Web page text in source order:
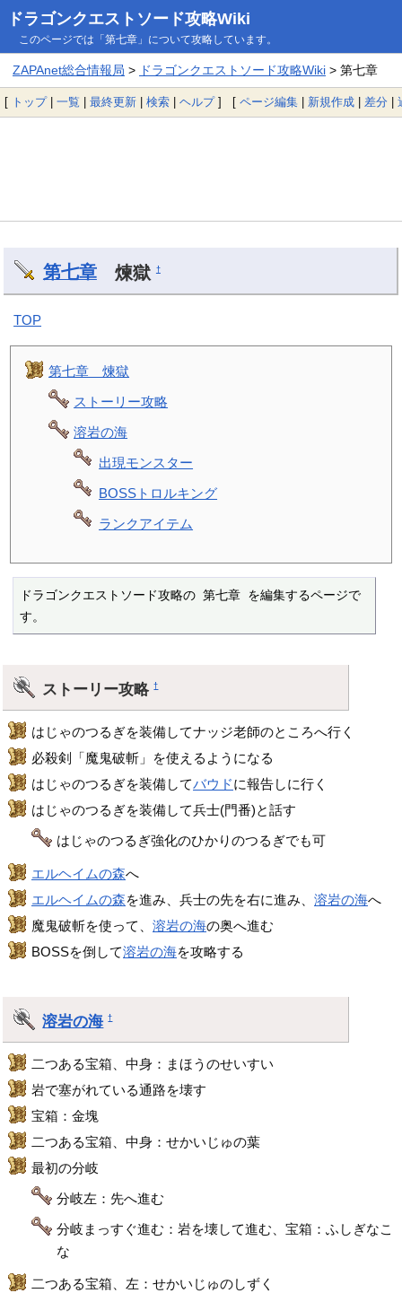
ドラゴンクエストソード攻略Wiki
このページでは「第七章」について攻略しています。
ZAPAnet総合情報局 > ドラゴンクエストソード攻略Wiki> 第七章
[ トップ| 一覧 | 最終更新 | 検索 | ヘルプ] [ ページ編集 | 新規作成 | 差分 |
第七章煉獄 †
TOP
第七章 煉獄
ストーリー攻略
溶岩の海
出現モンスター
BOSSトロルキング
ランクアイテム
ドラゴンクエストソード攻略の 第七章 を編集するページで
す。
ストーリー攻略†
はじゃのつるぎを装備してナッジ老師のところへ行く
必殺剣「魔鬼破斬」を使えるようになる
はじゃのつるぎを装備してバウドに報告しに行く
はじゃのつるぎを装備して兵士(門番)と話す
はじゃのつるぎ強化のひかりのつるぎでも可
エルヘイムの森へ
エルヘイムの森を進み、兵士の先を右に進み、溶岩の海へ
魔鬼破斬を使って、溶岩の海の奥へ進む
BOSSを倒して溶岩の海を攻略する
溶岩の海 †
二つある宝箱、中身：まほうのせいすい
岩で塞がれている通路を壊す
宝箱：金塊
二つある宝箱、中身：せかいじゅの葉
最初の分岐
分岐左：先へ進む
分岐まっすぐ進む：岩を壊して進む、宝箱：ふしぎなこ
な
二つある宝箱、左：せかいじゅのしずく